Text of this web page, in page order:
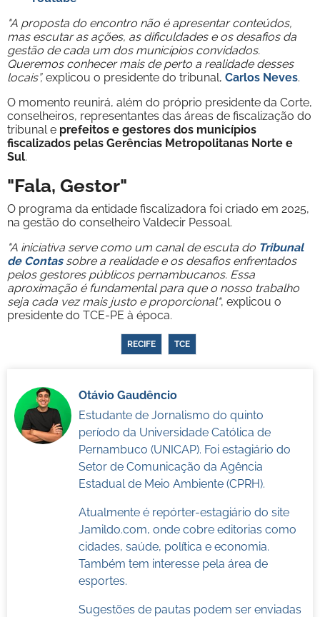
"A proposta do encontro não é apresentar conteúdos,
mas escutar as ações, as dificuldades e os desafios da
gestão de cada um dos municípios convidados.
Queremos conhecer mais de perto a realidade desses
locais”, explicou o presidente do tribunal, Carlos Neves.
O momento reunirá, além do próprio presidente da Corte,
conselheiros, representantes das áreas de fiscalização do
tribunal e prefeitos e gestores dos municípios
fiscalizados pelas Gerências Metropolitanas Norte e
Sul.
"Fala, Gestor"
O programa da entidade fiscalizadora foi criado em 2025,
na gestão do conselheiro Valdecir Pessoal.
"A iniciativa serve como um canal de escuta do Tribunal
de Contas sobre a realidade e os desafios enfrentados
pelos gestores públicos pernambucanos. Essa
aproximação é fundamental para que o nosso trabalho
seja cada vez mais justo e proporcional", explicou o
presidente do TCE-PE à época.
RECIFE TCE
Otávio Gaudêncio
Estudante de Jornalismo do quinto
período da Universidade Católica de
Pernambuco (UNICAP). Foi estagiário do
Setor de Comunicação da Agência
Estadual de Meio Ambiente (CPRH).
Atualmente é repórter-estagiário do site
Jamildo.com, onde cobre editorias como
cidades, saúde, política e economia.
Também tem interesse pela área de
esportes.
Sugestões de pautas podem ser enviadas